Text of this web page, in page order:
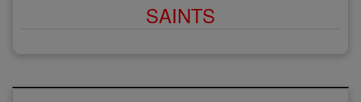
SAINTS